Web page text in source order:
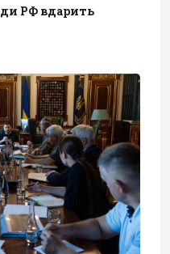
РФ вдарить